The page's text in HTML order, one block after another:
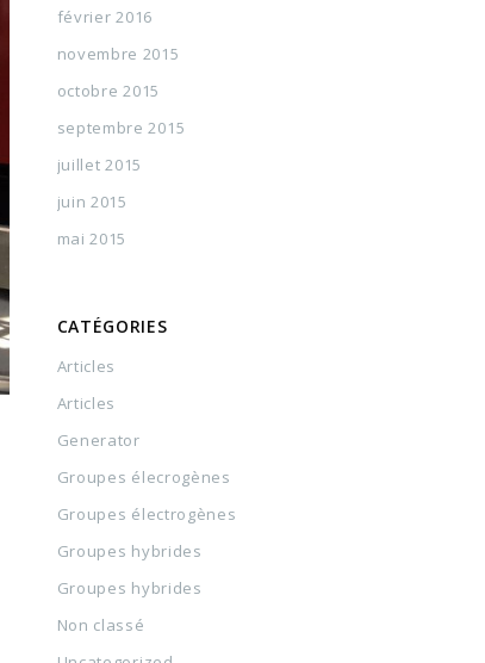
février 2016
novembre 2015
octobre 2015
septembre 2015
juillet 2015
juin 2015
mai 2015
CATÉGORIES
Articles
Articles
Generator
Groupes élecrogènes
Groupes électrogènes
Groupes hybrides
Groupes hybrides
Non classé